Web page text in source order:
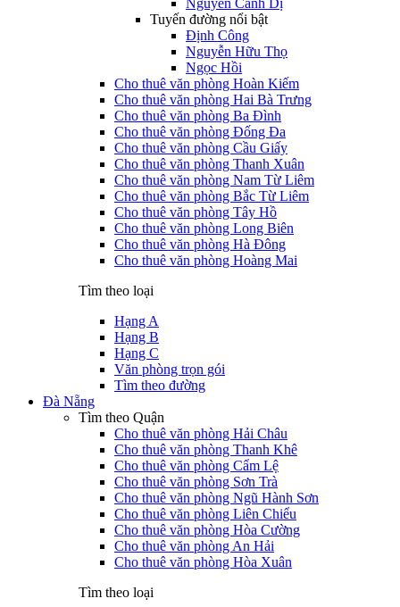
Nguyễn Cảnh Dị
Tuyến đường nổi bật
Định Công
Nguyễn Hữu Thọ
Ngọc Hồi
Cho thuê văn phòng Hoàn Kiếm
Cho thuê văn phòng Hai Bà Trưng
Cho thuê văn phòng Ba Đình
Cho thuê văn phòng Đống Đa
Cho thuê văn phòng Cầu Giấy
Cho thuê văn phòng Thanh Xuân
Cho thuê văn phòng Nam Từ Liêm
Cho thuê văn phòng Bắc Từ Liêm
Cho thuê văn phòng Tây Hồ
Cho thuê văn phòng Long Biên
Cho thuê văn phòng Hà Đông
Cho thuê văn phòng Hoàng Mai
Tìm theo loại
Hạng A
Hạng B
Hạng C
Văn phòng trọn gói
Tìm theo đường
Đà Nẵng
Tìm theo Quận
Cho thuê văn phòng Hải Châu
Cho thuê văn phòng Thanh Khê
Cho thuê văn phòng Cẩm Lệ
Cho thuê văn phòng Sơn Trà
Cho thuê văn phòng Ngũ Hành Sơn
Cho thuê văn phòng Liên Chiểu
Cho thuê văn phòng Hòa Cường
Cho thuê văn phòng An Hải
Cho thuê văn phòng Hòa Xuân
Tìm theo loại